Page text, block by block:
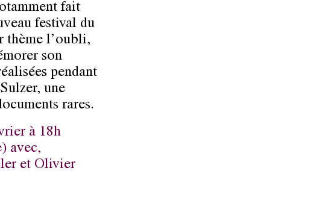
fait
festival du
thème l’oubli,
son
pendant
une
rares.
à 18h
avec,
et Olivier